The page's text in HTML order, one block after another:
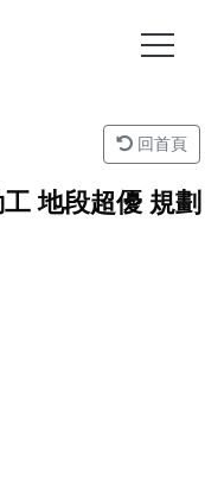
回首頁
地段超優 規劃